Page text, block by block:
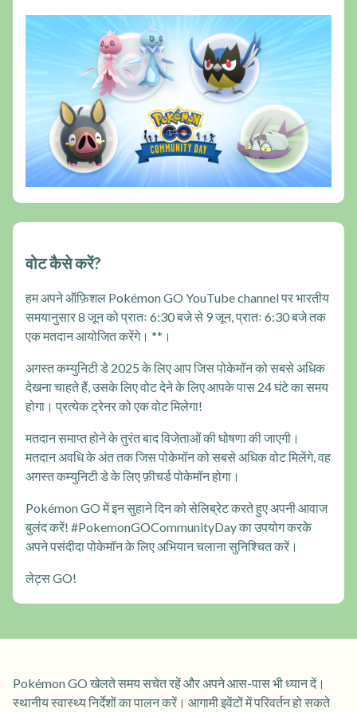
वोट कैसे करें?
हम अपने ऑफ़िशल Pokémon GO YouTube channel पर भारतीय
समयानुसार 8 जून को प्रातः 6:30 बजे से 9 जून, प्रातः 6:30 बजे तक
एक मतदान आयोजित करेंगे। **।
अगस्त कम्युनिटी डे 2025 के लिए आप जिस पोकेमॉन को सबसे अधिक
देखना चाहते हैं, उसके लिए वोट देने के लिए आपके पास 24 घंटे का समय
होगा। प्रत्येक ट्रेनर को एक वोट मिलेगा!
मतदान समाप्त होने के तुरंत बाद विजेताओं की घोषणा की जाएगी।
मतदान अवधि के अंत तक जिस पोकेमॉन को सबसे अधिक वोट मिलेंगे, वह
अगस्त कम्युनिटी डे के लिए फ़ीचर्ड पोकेमॉन होगा।
Pokémon GO में इन सुहाने दिन को सेलिब्रेट करते हुए अपनी आवाज
बुलंद करें! #PokemonGOCommunityDay का उपयोग करके
अपने पसंदीदा पोकेमॉन के लिए अभियान चलाना सुनिश्चित करें।
लेट्स GO!
Pokémon GO खेलते समय सचेत रहें और अपने आस-पास भी ध्यान दें।
स्थानीय स्वास्थ्य निर्देशों का पालन करें। आगामी इवेंटों में परिवर्तन हो सकते